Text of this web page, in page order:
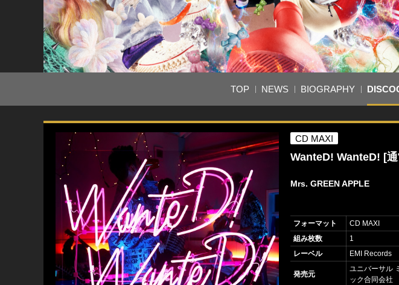
TOP NEWS BIOGRAPHY
CD MAXI
WanteD! WanteD! [通
Mrs. GREEN APPLE
フォーマット
CD MAXI
組み枚数
1
レーベル
EMI Records
発売元
ユニバーサル
ック合同会社